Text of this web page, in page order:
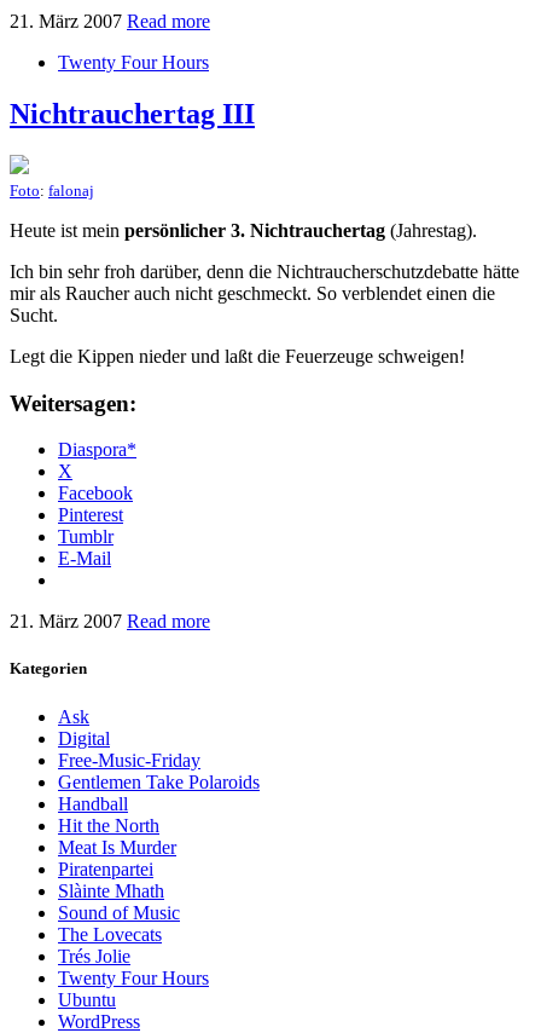
21. März 2007 Read more
Twenty Four Hours
Nichtrauchertag III
Foto: falonaj
Heute ist mein persönlicher 3. Nichtrauchertag (Jahrestag).
Ich bin sehr froh darüber, denn die Nichtraucherschutzdebatte hätte
mir als Raucher auch nicht geschmeckt. So verblendet einen die
Sucht.
Legt die Kippen nieder und laßt die Feuerzeuge schweigen!
Weitersagen:
Diaspora*
X
Facebook
Pinterest
Tumblr
E-Mail
21. März 2007 Read more
Kategorien
Ask
Digital
Free-Music-Friday
Gentlemen Take Polaroids
Handball
Hit the North
Meat Is Murder
Piratenpartei
Slàinte Mhath
Sound of Music
The Lovecats
Trés Jolie
Twenty Four Hours
Ubuntu
WordPress